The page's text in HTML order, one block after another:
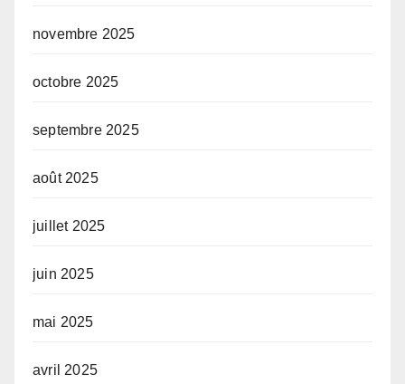
novembre 2025
octobre 2025
septembre 2025
août 2025
juillet 2025
juin 2025
mai 2025
avril 2025